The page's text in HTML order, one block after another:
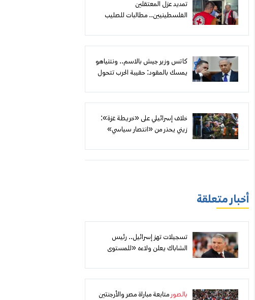
تمديد عزل المعتقلين
الفلسطينيين.. مطالبات للصليب
وكسر الحصار عن السجون
كاتس وزير جيش بالاسم.. ونتنياهو
يمسك بالمقود: حقيبة الحرب تتحول
خلاف إسرائيلي على «خريطة غزة»:
زيني يحذر من «انتصار سياسي»
متعاونة مع إسرائيل إلى «رفح
أخبار متعلقة
تسجيلات تهز إسرائيل.. رئيس
الشاباك يعلن ولاءه «للمستوى
الحكم
بالصور متابعة مباراة مصر والأرجنتين